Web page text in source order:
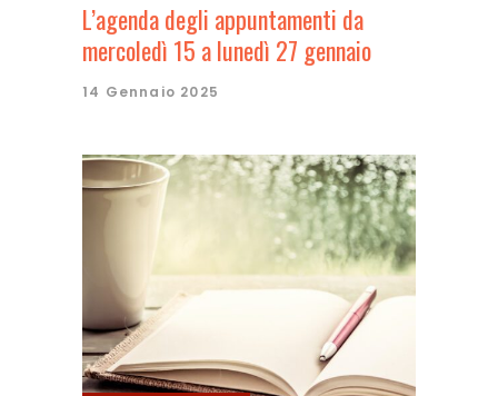
L’agenda degli appuntamenti da
mercoledì 15 a lunedì 27 gennaio
14 Gennaio 2025